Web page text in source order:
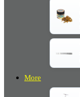
More